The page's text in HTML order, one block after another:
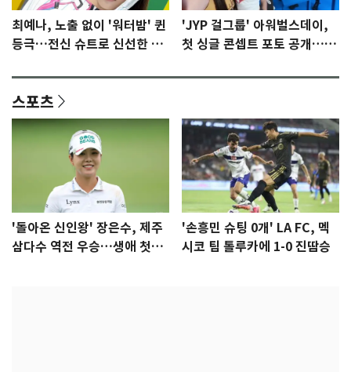
최예나, 노출 없이 '워터밤' 퀸
등극…전신 슈트로 신선한 충
'JYP 걸그룹' 아워벌스데이,
첫 싱글 콘셉트 포토 공개…청
스포츠
'돌아온 신인왕' 장은수, 제주
삼다수 역전 우승…생애 첫승
'손흥민 슈팅 0개' LA FC, 멕
시코 팀 톨루카에 1-0 진땀승